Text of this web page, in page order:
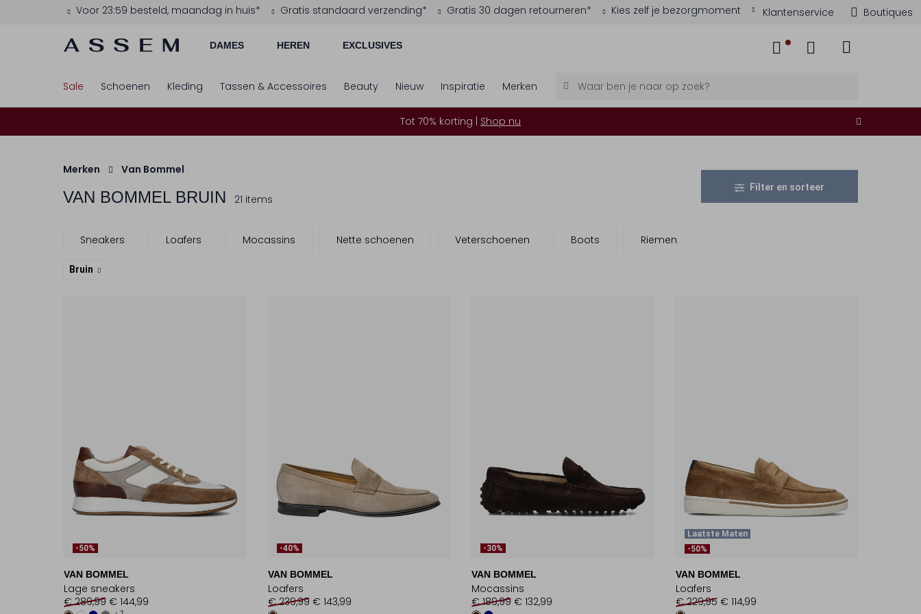
Voor 23:59 besteld, maandag in huis* Gratis standaard verzending* Gratis 30 dagen retourneren* Kies zelf je bezorgmoment Klantenservice Boutiques
DAMES HEREN EXCLUSIVES
Sale Schoenen Kleding Tassen & Accessoires Beauty Nieuw Inspiratie Merken
Tot 70% korting | Shop nu
Merken Van Bommel
VAN BOMMELBRUIN 21 items
Filter en sorteer
Sneakers Loafers Mocassins Nette schoenen Veterschoenen Boots Riemen
Bruin
-50%
VAN BOMMEL
Lage sneakers
€ 289,99 € 144,99
-40%
VAN BOMMEL
Loafers
€ 239,99 € 143,99
-30%
VAN BOMMEL
Mocassins
€ 189,99 € 132,99
Laatste Maten
-50%
VAN BOMMEL
Loafers
€ 229,95 € 114,99